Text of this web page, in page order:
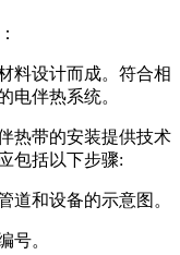
料设计而成。符合相
电伴热系统。
热带的安装提供技术
包括以下步骤:
道和设备的示意图。
号。